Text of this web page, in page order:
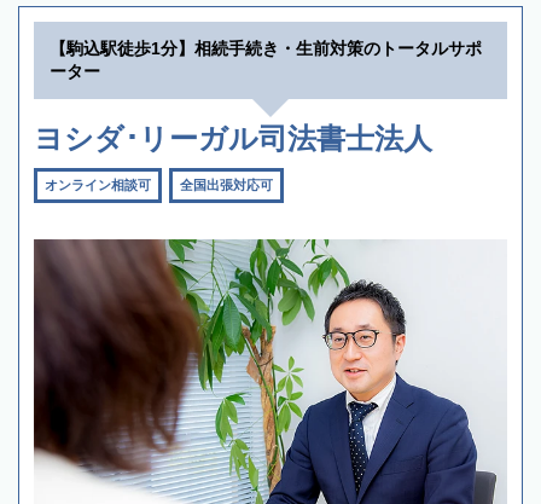
【駒込駅徒歩1分】相続手続き・生前対策のトータルサポ
ーター
ヨシダ･リーガル司法書士法人
オンライン相談可 全国出張対応可